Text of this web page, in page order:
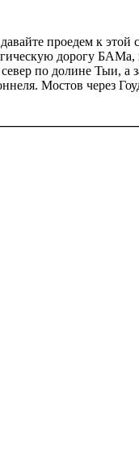
проедем к этой
дорогу БАМа,
по долине Тыи, а
Мостов через